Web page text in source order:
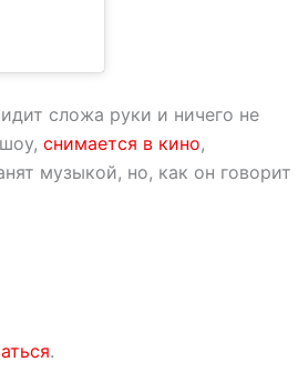
сложа руки и ничего не
снимается в кино,
музыкой, но, как он говорит
.